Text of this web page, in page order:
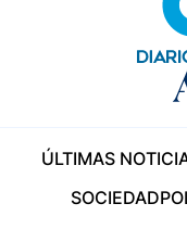
ÚLTIMAS
SOCIEDAD